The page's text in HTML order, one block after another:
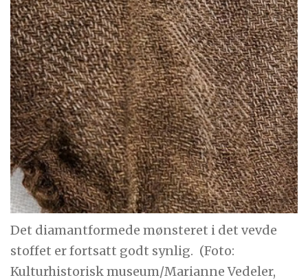
Det diamantformede mønsteret i det vevde
stoffet er fortsatt godt synlig. (Foto:
Kulturhistorisk museum/Marianne Vedeler,